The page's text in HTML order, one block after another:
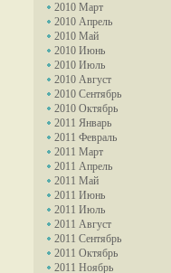
2010 Март
2010 Апрель
2010 Май
2010 Июнь
2010 Июль
2010 Август
2010 Сентябрь
2010 Октябрь
2011 Январь
2011 Февраль
2011 Март
2011 Апрель
2011 Май
2011 Июнь
2011 Июль
2011 Август
2011 Сентябрь
2011 Октябрь
2011 Ноябрь